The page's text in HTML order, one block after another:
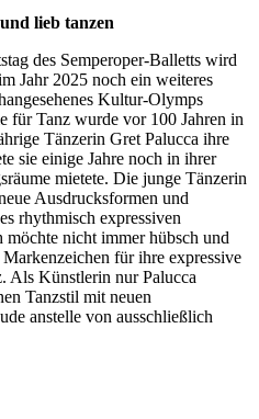
lieb tanzen
des Semperoper-Balletts wird
Jahr 2025 noch ein weiteres
Kultur-Olymps
für Tanz wurde vor 100 Jahren in
Tänzerin Gret Palucca ihre
sie einige Jahre noch in ihrer
mietete. Die junge Tänzerin
Ausdrucksformen und
rhythmisch expressiven
nicht immer hübsch und
für ihre expressive
Als Künstlerin nur Palucca
Tanzstil mit neuen
anstelle von ausschließlich